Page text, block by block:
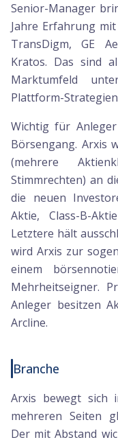
Senior-Manager
Jahre Erfahrung
TransDigm, GE
Kratos. Das sind
Marktumfeld
Plattform-
Wichtig für
Börsengang. Arxis
(mehrere
Stimmrechten) an
die neuen
Aktie, Class-B-
Letztere hält
wird Arxis zur
einem
Mehrheitseigner.
Anleger besitzen
Arcline.
Branche
Arxis bewegt sich
mehreren Seiten
Der mit Abstand